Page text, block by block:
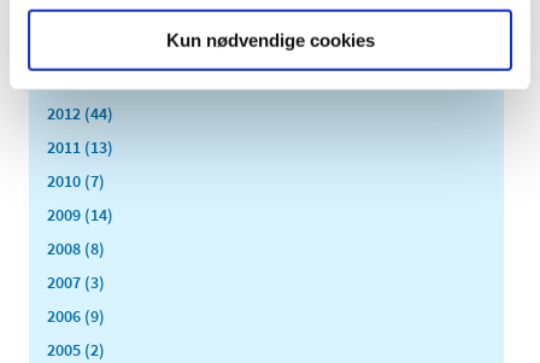
Kun nødvendige cookies
2015 (33)
2012 (44)
2011 (13)
2010 (7)
2009 (14)
2008 (8)
2007 (3)
2006 (9)
2005 (2)